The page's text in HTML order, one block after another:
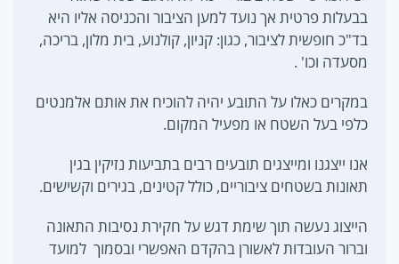
בבעלות פרטית אך נועד למען הציבור והכניסה אליו היא
בד"כ חופשית לציבור, כגון: קניון, קולנוע, בית מלון, בריכה,
מסעדה וכו' .
במקרים כאלו על התובע יהיה להוכיח את אותם אלמנטים
כלפי בעל השטח או מפעיל המקום.
אנו ייצגנו ומייצגים תובעים רבים בתביעות נזיקין בגין
תאונות בשטחים ציבוריים, כולל קטינים, בגירים וקשישים.
הייצוג נעשה תוך שימת דגש על חקירת נסיבות התאונה
וברור העובדות לאשורן בהקדם האפשרי ובסמוך למועד